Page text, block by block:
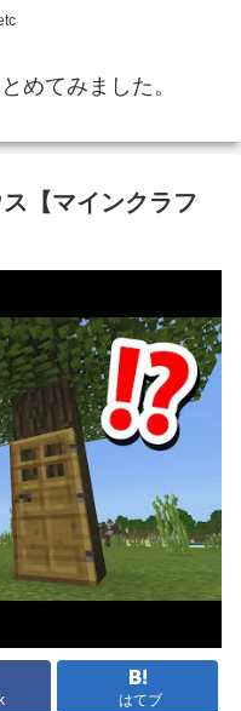
めてみました。
【マインクラフ
はてブ